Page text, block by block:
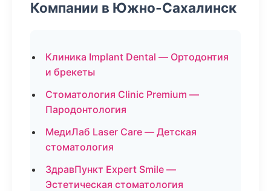
Компании в Южно-Сахалинск
Клиника Implant Dental — Ортодонтия
и брекеты
Стоматология Clinic Premium —
Пародонтология
МедиЛаб Laser Care — Детская
стоматология
ЗдравПункт Expert Smile —
Эстетическая стоматология